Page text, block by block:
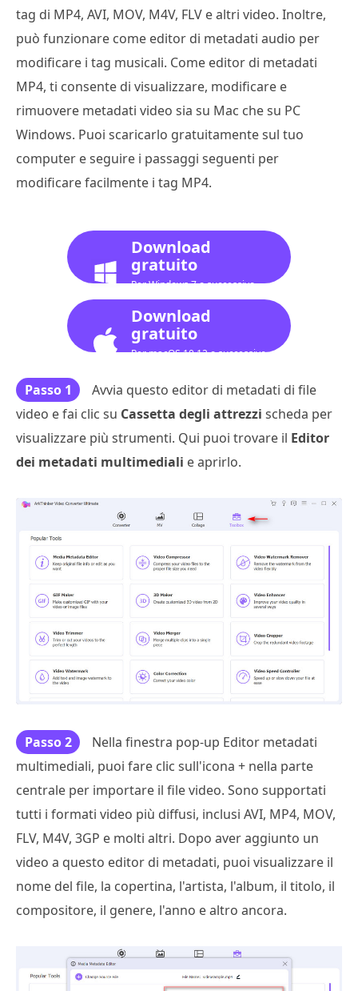
tag di MP4, AVI, MOV, M4V, FLV e altri video. Inoltre,
può funzionare come editor di metadati audio per
modificare i tag musicali. Come editor di metadati
MP4, ti consente di visualizzare, modificare e
rimuovere metadati video sia su Mac che su PC
Windows. Puoi scaricarlo gratuitamente sul tuo
computer e seguire i passaggi seguenti per
modificare facilmente i tag MP4.
Download
gratuito
Per Windows 7 o successivo
Download
gratuito
Per macOS 10.12 o successivo
Passo 1
Avvia questo editor di metadati di file
video e fai clic su Cassetta degli attrezzi scheda per
visualizzare più strumenti. Qui puoi trovare il Editor
dei metadati multimediali e aprirlo.
Passo 2
Nella finestra pop-up Editor metadati
multimediali, puoi fare clic sull'icona + nella parte
centrale per importare il file video. Sono supportati
tutti i formati video più diffusi, inclusi AVI, MP4, MOV,
FLV, M4V, 3GP e molti altri. Dopo aver aggiunto un
video a questo editor di metadati, puoi visualizzare il
nome del file, la copertina, l'artista, l'album, il titolo, il
compositore, il genere, l'anno e altro ancora.